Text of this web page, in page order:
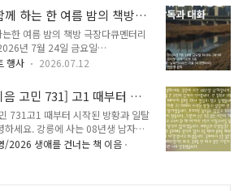
1-29 (초당동 477)1-29
gil, Gangneung-si, Gangwon-
원특별자치도 강릉시 난설헌로
Times :1회차 20:00~20:252
입장료 : 무료
하는 한 여름 밤의 책방
울 상영, 한원영 감독과 대
한 여름 밤의 책방 극장다큐멘터리
년 7월 24일 금요일
야기공장 3층상영작 : 남대천이라
료 (사전 신청 필요, 음료와 팝콘
센터 누리집 - 상단 프로그램 강좌
gbcc/request/lecture_list.php
화센터는 강릉시민의 독서·출판 문
니다.www.gn.go.kr* 본 행사는 강
계 프로그램 [책방에서 보내는 어른
행사 2026.07.12
고민 731] 고1 때부터 시
이 망가졌습니다
731고1 때부터 시작된 방황과 일탈
하세요. 강릉에 사는 08년생 남자입
적어봅니다. 전 중학교 3학년 때까
잘했습니다. 하지만 고1 때부터 시
망가졌습니다. 부끄러운 실수들도
/2026 생애를 건너는 책 이음